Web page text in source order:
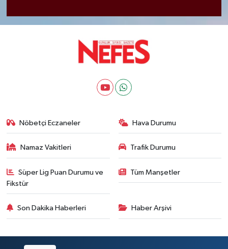
Nöbetçi Eczaneler Hava Durumu
Namaz Vakitleri Trafik Durumu
Süper Lig Puan Durumu ve
Fikstür
Tüm Manşetler
Son Dakika Haberleri Haber Arşivi